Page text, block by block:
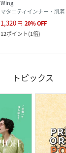
Wing
マタニティインナー・肌着
1,320円 20%OFF
12ポイント(1倍)
トピックス